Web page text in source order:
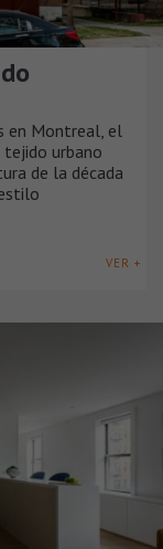
en Montreal, el
urbano
de la década
VER +